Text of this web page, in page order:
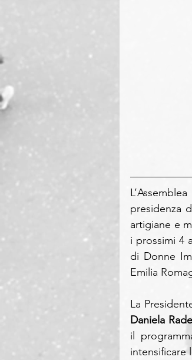
presidenza
artigiane e
i prossimi 4
di Donne
Emilia
Daniela
il
intensificare